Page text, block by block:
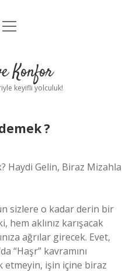
Uyarı
menüyü
Konfor
keyifli yolculuk!
?
Haydi Gelin, Biraz Mizahla
sizlere o kadar derin bir
hem aklınız karışacak
ağrılar girecek. Evet,
“Haşr” kavramını
etmeyin, işin içine biraz